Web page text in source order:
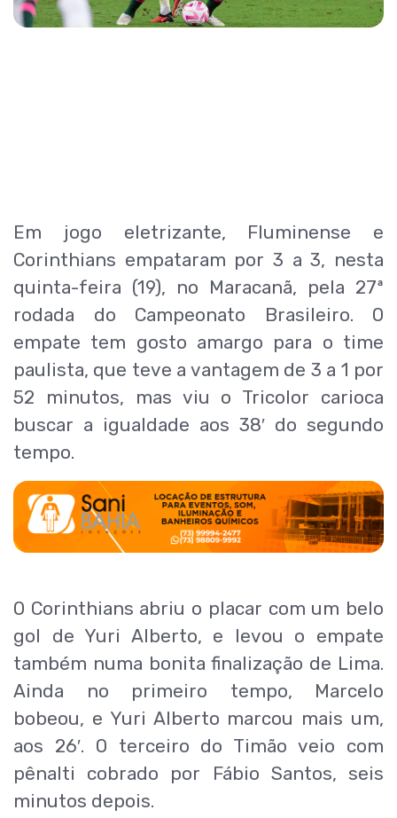
Em jogo eletrizante, Fluminense e
Corinthians empataram por 3 a 3, nesta
quinta-feira (19), no Maracanã, pela 27ª
rodada do Campeonato Brasileiro. O
empate tem gosto amargo para o time
paulista, que teve a vantagem de 3 a 1 por
52 minutos, mas viu o Tricolor carioca
buscar a igualdade aos 38′ do segundo
tempo.
O Corinthians abriu o placar com um belo
gol de Yuri Alberto, e levou o empate
também numa bonita finalização de Lima.
Ainda no primeiro tempo, Marcelo
bobeou, e Yuri Alberto marcou mais um,
aos 26′. O terceiro do Timão veio com
pênalti cobrado por Fábio Santos, seis
minutos depois.